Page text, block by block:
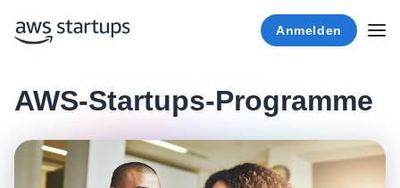
Anmelden
AWS-Startups-Programme